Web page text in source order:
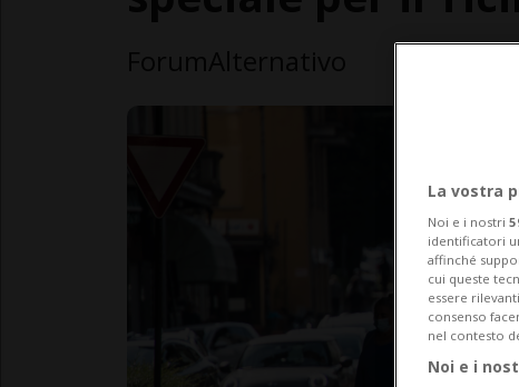
La vostra
Noi e i nostri
identificatori
affinché
cui queste
essere
consenso
nel contesto
Noi e i